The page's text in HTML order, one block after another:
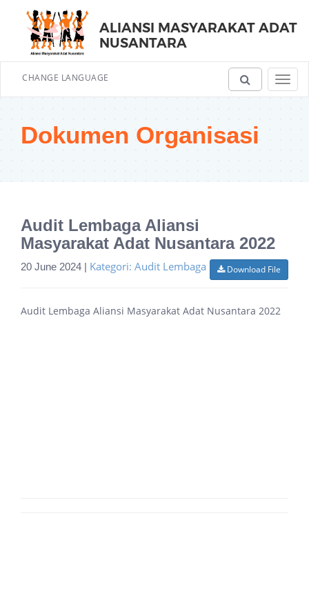
ALIANSI MASYARAKAT ADAT
NUSANTARA
CHANGE LANGUAGE
Dokumen Organisasi
Audit Lembaga Aliansi
Masyarakat Adat Nusantara 2022
Download File
20 June 2024 | Kategori: Audit Lembaga
Audit Lembaga Aliansi Masyarakat Adat Nusantara 2022